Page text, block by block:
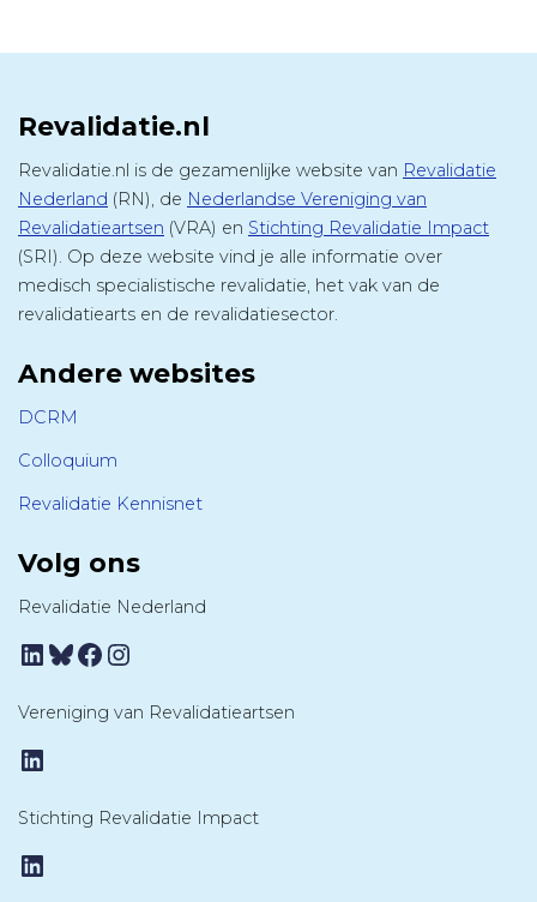
Revalidatie.nl
Revalidatie.nl is de gezamenlijke website van Revalidatie
Nederland (RN), de Nederlandse Vereniging van
Revalidatieartsen (VRA) en Stichting Revalidatie Impact
(SRI). Op deze website vind je alle informatie over
medisch specialistische revalidatie, het vak van de
revalidatiearts en de revalidatiesector.
Andere websites
DCRM
Colloquium
Revalidatie Kennisnet
Volg ons
Revalidatie Nederland
LinkedIn
Bluesky
Facebook
Instagram
Vereniging van Revalidatieartsen
LinkedIn
Stichting Revalidatie Impact
LinkedIn